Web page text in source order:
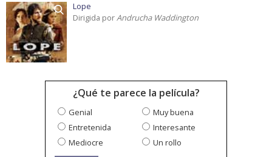
Lope
Dirigida porAndrucha Waddington
¿Qué te parece la película?
Genial
Muy buena
Entretenida
Interesante
Mediocre
Un rollo